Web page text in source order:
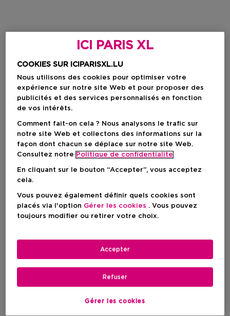
ICI PARIS XL
COOKIES SUR ICIPARISXL.LU
Nous utilisons des cookies pour optimiser votre
expérience sur notre site Web et pour proposer des
publicités et des services personnalisés en fonction
de vos intérêts.
Comment fait-on cela ? Nous analysons le trafic sur
notre site Web et collectons des informations sur la
façon dont chacun se déplace sur notre site Web.
Consultez notre Politique de confidentialite
En cliquant sur le bouton “Accepter”, vous acceptez
cela.
Vous pouvez également définir quels cookies sont
placés via l'option Gérer les cookies . Vous pouvez
toujours modifier ou retirer votre choix.
Gérer les cookies
Refuser
Accepter